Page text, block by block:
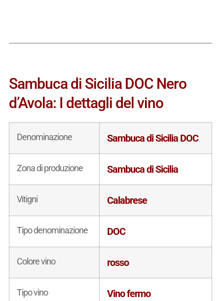
Sambuca di Sicilia DOC Nero
d’Avola: I dettagli del vino
Denominazione Sambuca di Sicilia DOC
Zona di produzione Sambuca di Sicilia
Vitigni Calabrese
Tipo denominazione DOC
Colore vino rosso
Tipo vino Vino fermo